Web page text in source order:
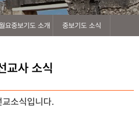
요중보기도 소개 중보기도 소식
교사 소식
소식입니다.